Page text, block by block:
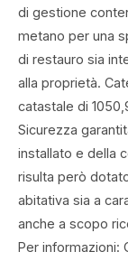
di gestione
metano per una
di restauro sia
alla proprietà.
catastale di
Sicurezza
installato e della
risulta però
abitativa sia a
anche a scopo
Per informazioni: